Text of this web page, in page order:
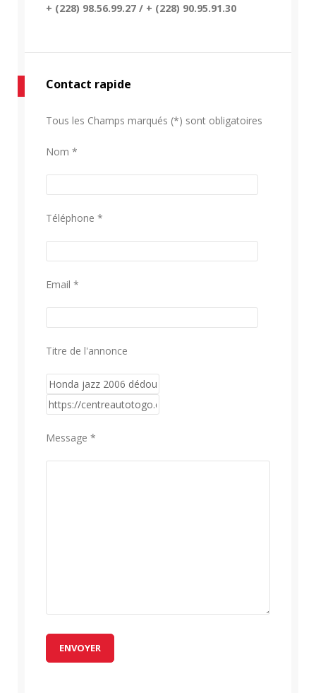
+ (228) 98.56.99.27 / + (228) 90.95.91.30
Contact rapide
Tous les Champs marqués (*) sont obligatoires
Nom *
Téléphone *
Email *
Titre de l'annonce
Message *